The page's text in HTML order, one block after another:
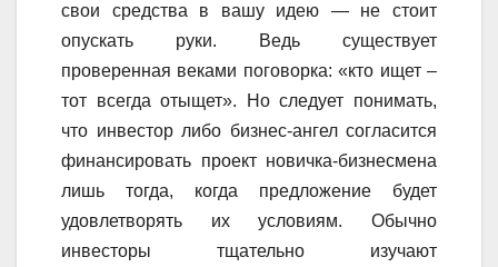
свои средства в вашу идею — не стоит
опускать руки. Ведь существует
проверенная веками поговорка: «кто ищет –
тот всегда отыщет». Но следует понимать,
что инвестор либо бизнес-ангел согласится
финансировать проект новичка-бизнесмена
лишь тогда, когда предложение будет
удовлетворять их условиям. Обычно
инвесторы тщательно изучают